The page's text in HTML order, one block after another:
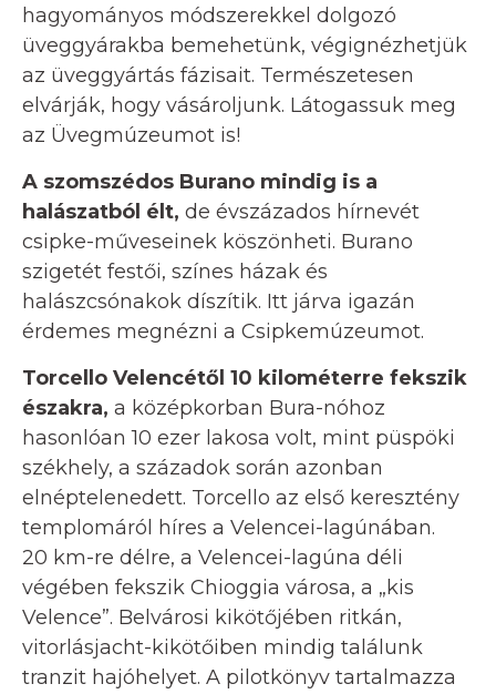
hagyományos módszerekkel dolgozó
üveggyárakba bemehetünk, végignézhetjük
az üveggyártás fázisait. Természetesen
elvárják, hogy vásároljunk. Látogassuk meg
az Üvegmúzeumot is!
A szomszédos Burano mindig is a
halászatból élt, de évszázados hírnevét
csipke-műveseinek köszönheti. Burano
szigetét festői, színes házak és
halászcsónakok díszítik. Itt járva igazán
érdemes megnézni a Csipkemúzeumot.
Torcello Velencétől 10 kilométerre fekszik
északra, a középkorban Bura-nóhoz
hasonlóan 10 ezer lakosa volt, mint püspöki
székhely, a századok során azonban
elnéptelenedett. Torcello az első keresztény
templomáról híres a Velencei-lagúnában.
20 km-re délre, a Velencei-lagúna déli
végében fekszik Chioggia városa, a „kis
Velence”. Belvárosi kikötőjében ritkán,
vitorlásjacht-kikötőiben mindig találunk
tranzit hajóhelyet. A pilotkönyv tartalmazza